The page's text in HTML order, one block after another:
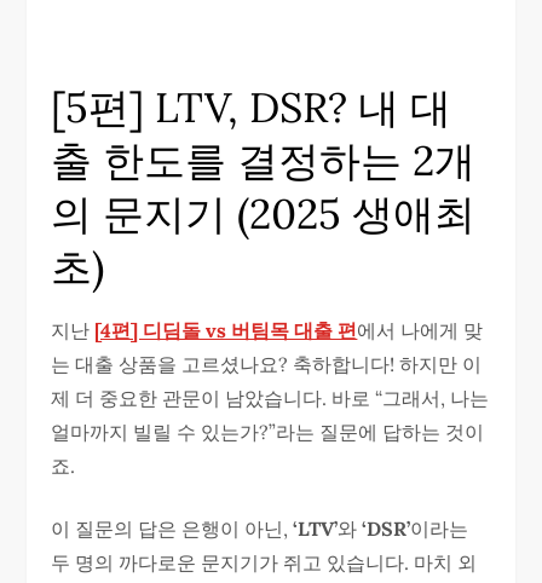
[5편] LTV, DSR? 내 대
출 한도를 결정하는 2개
의 문지기 (2025 생애최
초)
지난 [4편] 디딤돌 vs 버팀목 대출 편에서 나에게 맞
는 대출 상품을 고르셨나요? 축하합니다! 하지만 이
제 더 중요한 관문이 남았습니다. 바로 “그래서, 나는
얼마까지 빌릴 수 있는가?”라는 질문에 답하는 것이
죠.
이 질문의 답은 은행이 아닌,‘LTV’와‘DSR’이라는
두 명의 까다로운 문지기가 쥐고 있습니다. 마치 외